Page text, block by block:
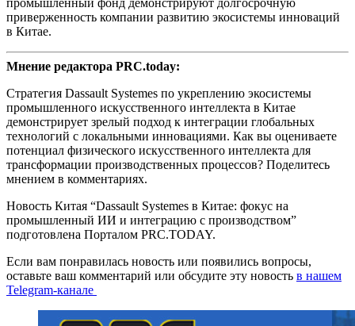
промышленный фонд демонстрируют долгосрочную
приверженность компании развитию экосистемы инноваций
в Китае.
Мнение редактора PRC.today:
Стратегия Dassault Systemes по укреплению экосистемы
промышленного искусственного интеллекта в Китае
демонстрирует зрелый подход к интеграции глобальных
технологий с локальными инновациями. Как вы оцениваете
потенциал физического искусственного интеллекта для
трансформации производственных процессов? Поделитесь
мнением в комментариях.
Новость Китая “Dassault Systemes в Китае: фокус на
промышленный ИИ и интеграцию с производством”
подготовлена Порталом PRC.TODAY.
Если вам понравилась новость или появились вопросы,
оставьте ваш комментарий или обсудите эту новость в нашем
Telegram-канале